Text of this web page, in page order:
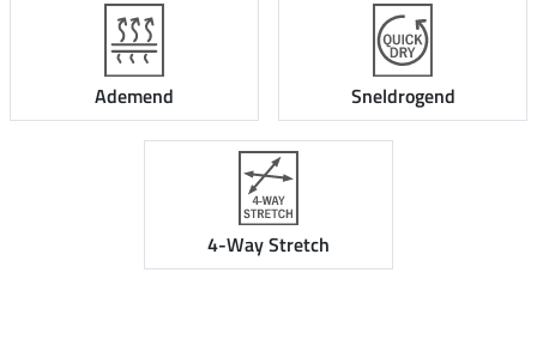
Ademend Sneldrogend
4-Way Stretch